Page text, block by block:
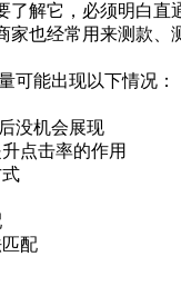
解它，必须明白直
也经常用来测款、
能出现以下情况：
机会展现
点击率的作用
配